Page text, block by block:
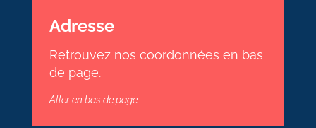
Adresse
Retrouvez nos coordonnées en bas
de page.
Aller en bas de page